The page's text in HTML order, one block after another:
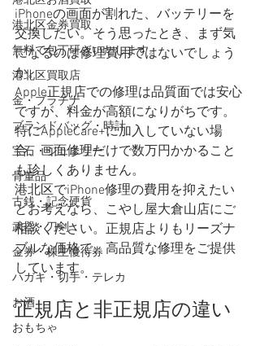
港北区金券買取
無料で包丁研ぎいたします。
港北区買取店
金・プラチナ
ブランドバッグ・時計
宝石・ジュエリー
骨董品
古銭・記念硬貨
武器・刀剣
金券・株主優待券
ハガキ・切手・テレカ
お酒
おもちゃ
iPhoneの画面が割れた、バッテリーを
交換したい。そう思ったとき、まず気
になるのは修理費用ではないでしょう
か。
Apple正規店での修理は品質面では安心
ですが、料金が高額になりがちです。
特にAppleCare+に加入していない場
合、画面修理だけで数万円かかること
も珍しくありません。
港北区でiPhone修理の費用を抑えたい
とお考えなら、こやし屋大倉山店にご
相談ください。正規店よりもリーズナ
ブルな価格で、高品質な修理をご提供
しています。
正規店と非正規店の違い